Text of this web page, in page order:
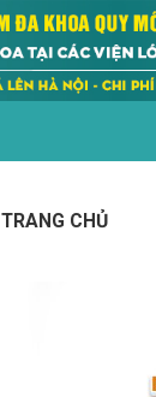
TRANG CHỦ